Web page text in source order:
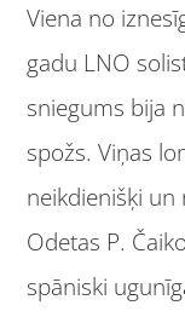
Viena no
gadu LNO
sniegums bija
spožs. Viņas
neikdienišķi un
Odetas P.
spāniski